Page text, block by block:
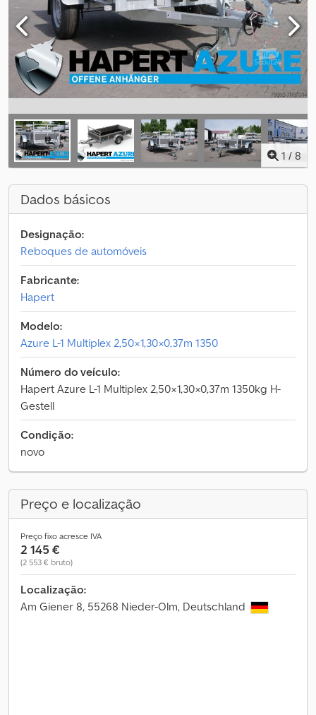
1 / 8
Dados básicos
Designação:
Reboques de automóveis
Fabricante:
Hapert
Modelo:
Azure L-1 Multiplex 2,50×1,30×0,37m 1350
Número do veículo:
Hapert Azure L-1 Multiplex 2,50×1,30×0,37m 1350kg H-
Gestell
Condição:
novo
Preço e localização
Preço fixo acresce IVA
2 145 €
(2 553 € bruto)
Localização:
Am Giener 8, 55268 Nieder-Olm, Deutschland